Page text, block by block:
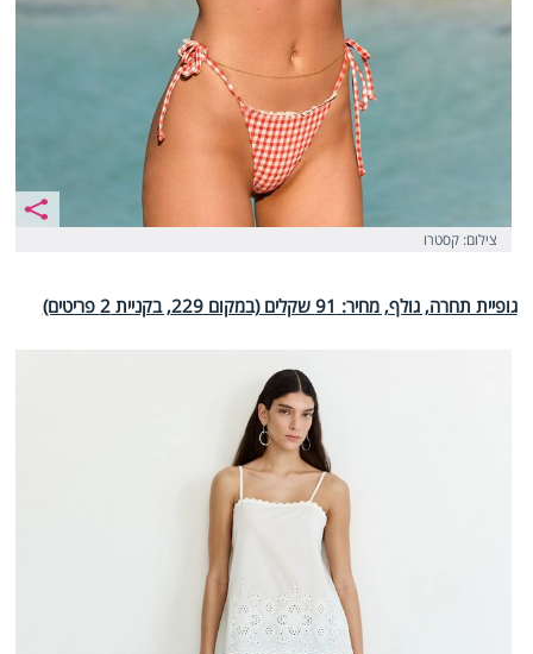
צילום: קסטרו
גופיית תחרה, גולף, מחיר: 91 שקלים (במקום 229, בקניית 2 פריטים)